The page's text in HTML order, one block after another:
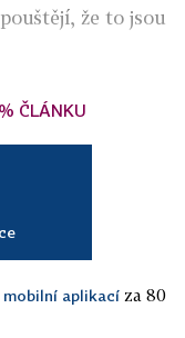
že to jsou
ČLÁNKU
mobilní aplikací za 80